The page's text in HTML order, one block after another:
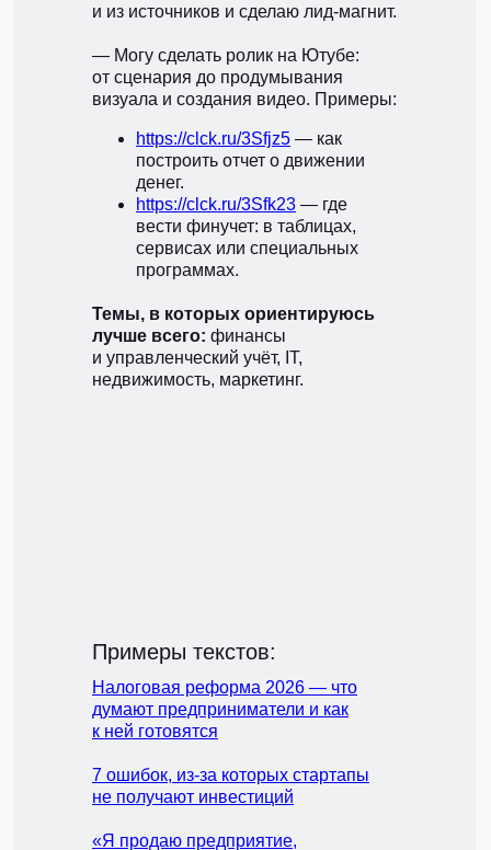
и из источников и сделаю лид-магнит.
— Могу сделать ролик на Ютубе:
от сценария до продумывания
визуала и создания видео. Примеры:
https://clck.ru/3Sfjz5 — как
построить отчет о движении
денег.
https://clck.ru/3Sfk23 — где
вести финучет: в таблицах,
сервисах или специальных
программах.
Темы, в которых ориентируюсь
лучше всего: финансы
и управленческий учёт, IT,
недвижимость, маркетинг.
Примеры текстов:
Налоговая реформа 2026 — что
думают предприниматели и как
к ней готовятся
7 ошибок, из-за которых стартапы
не получают инвестиций
«Я продаю предприятие,